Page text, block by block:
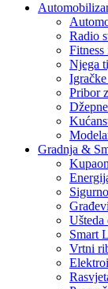
Radio
Njega
Igračke
Pribor
Gradnja &
Ušteda
Smart
Vrtni